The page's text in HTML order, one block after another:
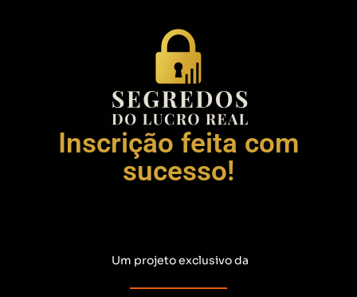
Inscrição feita com
sucesso!
Um projeto exclusivo da